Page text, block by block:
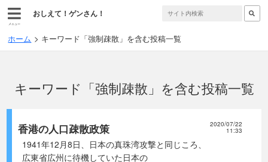
メニュー
おしえて！ゲンさん！
ホーム キーワード「強制疎散」を含む投稿一覧
キーワード「強制疎散」を含む投稿一覧
香港の人口疎散政策 2020/07/22
11:33
1941年12月8日、日本の真珠湾攻撃と同じころ、
広東省広州に待機していた日本の